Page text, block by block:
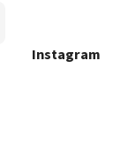
Instagram